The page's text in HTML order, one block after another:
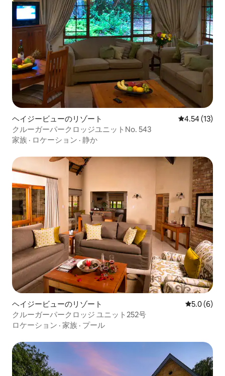
ヘイジービューのリゾート レビュー13
4.54 (13)
クルーガーパークロッジユニットNo. 543
家族 · ロケーション · 静か
ヘイジービューのリゾート レビュー6
5.0 (6)
クルーガーパークロッジ ユニット252号
ロケーション · 家族 · プール